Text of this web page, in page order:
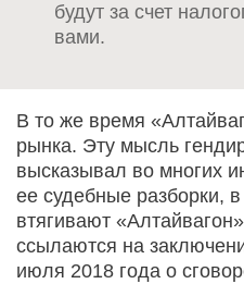
будут за счет
вами.
В то же время
рынка. Эту мысль
высказывал во многих
ее судебные разборки,
втягивают
ссылаются на
июля 2018 года о